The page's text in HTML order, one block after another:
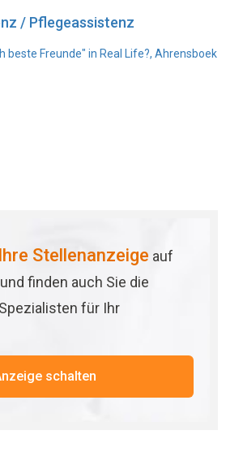
/ Pflegeassistenz
beste Freunde" in Real Life?, Ahrensboek
Stellenanzeige auf
finden auch Sie die
für Ihr
schalten